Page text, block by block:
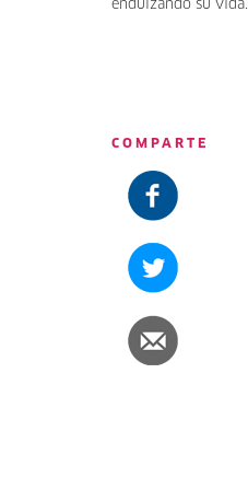
endulzando su vida.
COMPARTE